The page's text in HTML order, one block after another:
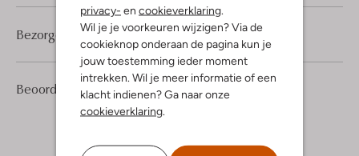
privacy- en cookieverklaring
Wil je je voorkeuren wijzigen? Via de
cookieknop onderaan de pagina kun je
jouw toestemming ieder moment
intrekken. Wil je meer informatie of een
klacht indienen? Ga naar onze
cookieverklaring
Beoordelingen (1) 5
1
5
Sterren
Bezorgen & retourneren